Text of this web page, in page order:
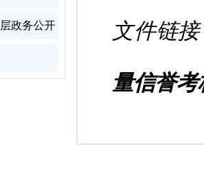
政务公开 文件链
量信誉